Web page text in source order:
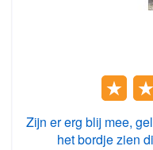
Zijn er erg blij mee,
het bordje zien